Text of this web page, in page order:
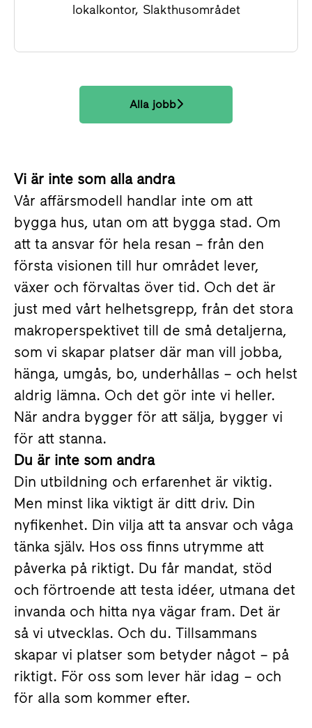
lokalkontor, Slakthusområdet
Alla jobb
Vi är inte som alla andra
Vår affärsmodell handlar inte om att
bygga hus, utan om att bygga stad. Om
att ta ansvar för hela resan – från den
första visionen till hur området lever,
växer och förvaltas över tid. Och det är
just med vårt helhetsgrepp, från det stora
makroperspektivet till de små detaljerna,
som vi skapar platser där man vill jobba,
hänga, umgås, bo, underhållas – och helst
aldrig lämna. Och det gör inte vi heller.
När andra bygger för att sälja, bygger vi
för att stanna.
Du är inte som andra
Din utbildning och erfarenhet är viktig.
Men minst lika viktigt är ditt driv. Din
nyfikenhet. Din vilja att ta ansvar och våga
tänka själv. Hos oss finns utrymme att
påverka på riktigt. Du får mandat, stöd
och förtroende att testa idéer, utmana det
invanda och hitta nya vägar fram. Det är
så vi utvecklas. Och du. Tillsammans
skapar vi platser som betyder något – på
riktigt. För oss som lever här idag – och
för alla som kommer efter.